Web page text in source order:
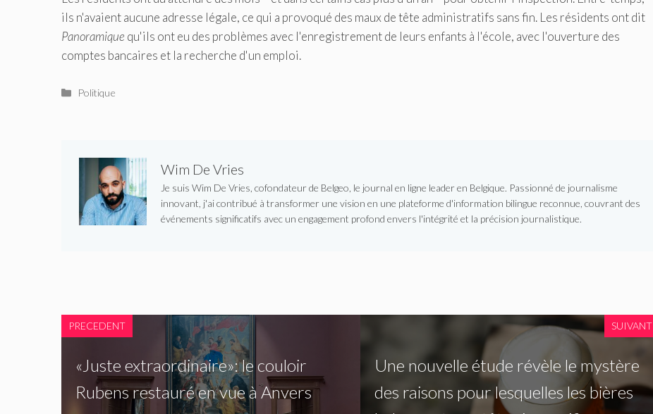
ils n'avaient aucune adresse légale, ce qui a provoqué des maux de tête administratifs sans fin. Les résidents ont dit
Panoramique qu'ils ont eu des problèmes avec l'enregistrement de leurs enfants à l'école, avec l'ouverture des
comptes bancaires et la recherche d'un emploi.
Catégories
Politique
Wim De Vries
Je suis Wim De Vries, cofondateur de Belgeo, le journal en ligne leader en Belgique. Passionné de journalisme
innovant, j'ai contribué à transformer une vision en une plateforme d'information bilingue reconnue, couvrant des
événements significatifs avec un engagement profond envers l'intégrité et la précision journalistique.
PRECEDENT
«Juste extraordinaire»: le couloir
Rubens restauré en vue à Anvers
SUIVANT
Une nouvelle étude révèle le mystère
des raisons pour lesquelles les bières